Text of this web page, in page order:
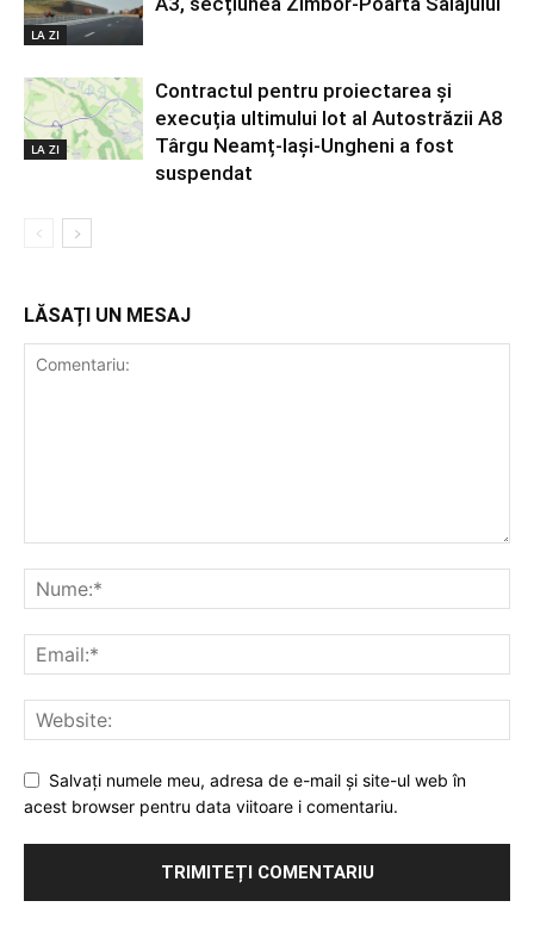
LA ZI
LA ZI
Contractul pentru proiectarea și
execuția ultimului lot al Autostrăzii A8
Târgu Neamț-Iași-Ungheni a fost
suspendat
LĂSAȚI UN MESAJ
Salvați numele meu, adresa de e-mail și site-ul web în
acest browser pentru data viitoare i comentariu.